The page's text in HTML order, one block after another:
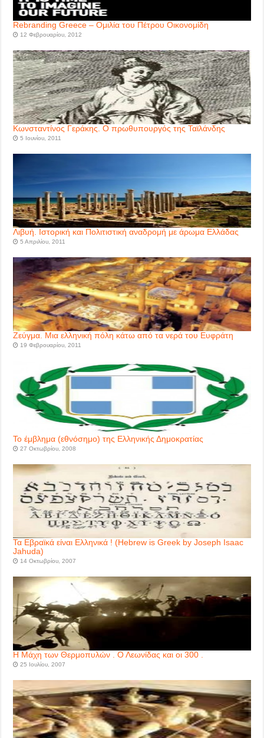
Rebranding Greece – Ομιλία του Πέτρου Οικονομίδη
12 Φεβρουαρίου, 2012
Κωνσταντίνος Γεράκης. Ο πρωθυπουργός της Ταϊλάνδης
5 Ιουνίου, 2011
Λιβυή. Ιστορική και Πολιτιστική αναδρομή με άρωμα Ελλάδας
5 Απριλίου, 2011
Ζεύγμα. Mια ελληνική πόλη κάτω από τα νερά του Ευφράτη
19 Φεβρουαρίου, 2011
Το έμβλημα (εθνόσημο) της Ελληνικής Δημοκρατίας
27 Οκτωβρίου, 2008
Τα Εβραϊκά είναι Ελληνικά ! (Hebrew is Greek by Joseph Isaac
Jahuda)
14 Οκτωβρίου, 2007
Η Μάχη των Θερμοπυλών . Ο Λεωνίδας και οι 300 .
25 Ιουλίου, 2007